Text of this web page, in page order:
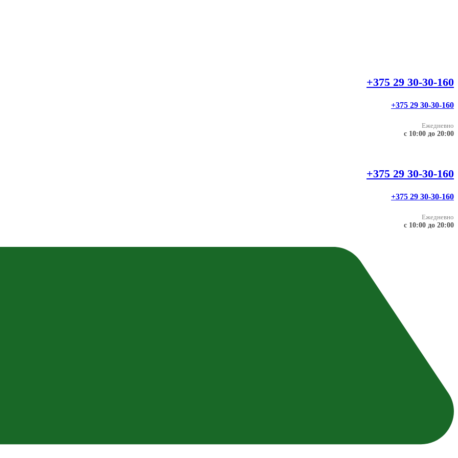
+375 29 30-30-160
+375 29 30-30-160
Ежедневно
с 10:00 до 20:00
+375 29 30-30-160
+375 29 30-30-160
Ежедневно
с 10:00 до 20:00